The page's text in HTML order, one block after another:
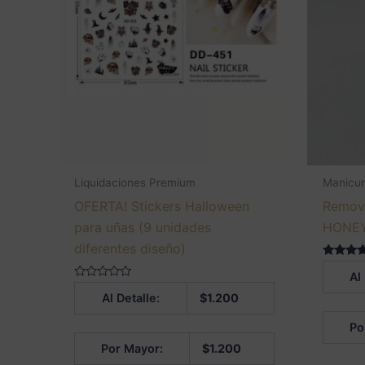
Liquidaciones Premium
OFERTA! Stickers Halloween
para uñas (9 unidades
diferentes diseño)
Al Detalle: $1.200
Por Mayor: $1.200
Al